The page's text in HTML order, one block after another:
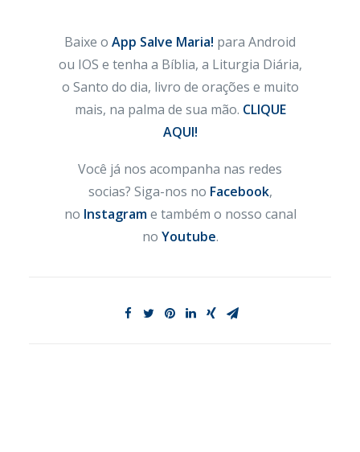
Baixe o App Salve Maria! para Android
ou IOS e tenha a Bíblia, a Liturgia Diária,
o Santo do dia, livro de orações e muito
mais, na palma de sua mão. CLIQUE
AQUI!
Você já nos acompanha nas redes
socias? Siga-nos no Facebook,
no Instagrame também o nosso canal
no Youtube.